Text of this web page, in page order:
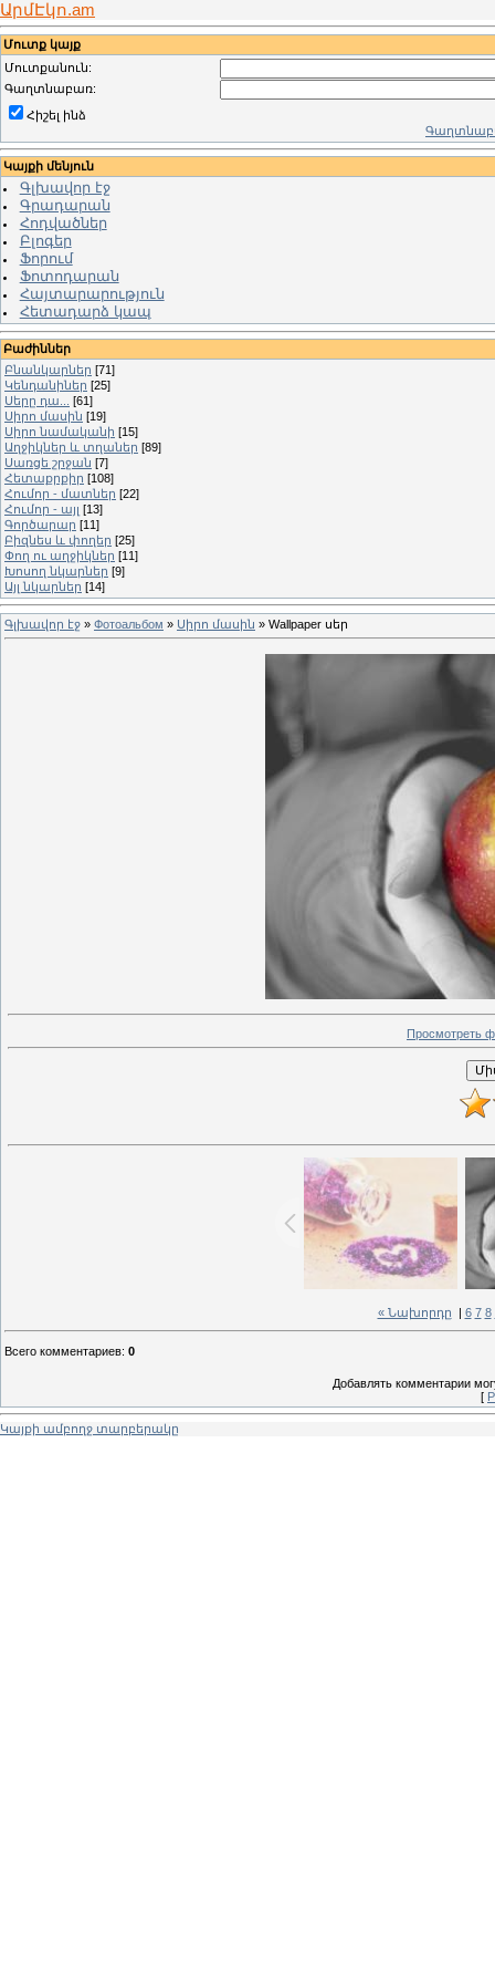
ԱրմԷկո.am
Մուտք կայք
Մուտքանուն:
Գաղտնաբառ:
Հիշել ինձ
Կայքի մենյուն
Գլխավոր էջ
Գրադարան
Հոդվածներ
Բլոգեր
Ֆորում
Ֆոտոդարան
Հայտարարություն
Հետադարձ կապ
Բաժիններ
Բնանկարներ [71]
Կենդանիներ [25]
Սերը դա...
[61]
Սիրո մասին [19]
Սիրո նամականի [15]
Աղջիկներ և տղաներ [89]
Սառցե շրջան [7]
Հետաքրքիր [108]
Հումոր - մատներ [22]
Հումոր - այլ [13]
Գործարար [11]
Բիզնես և փողեր [25]
Փող ու աղջիկներ [11]
Խոսող նկարներ [9]
Այլ նկարներ [14]
Գլխավոր էջ » Фотоальбом » Սիրո մասին » Wallpaper սեր
Просмотреть
« Նախորդը 6 7 8
Всего комментариев: 0
Добавлять комментарии
[
Կայքի ամբողջ տարբերակը